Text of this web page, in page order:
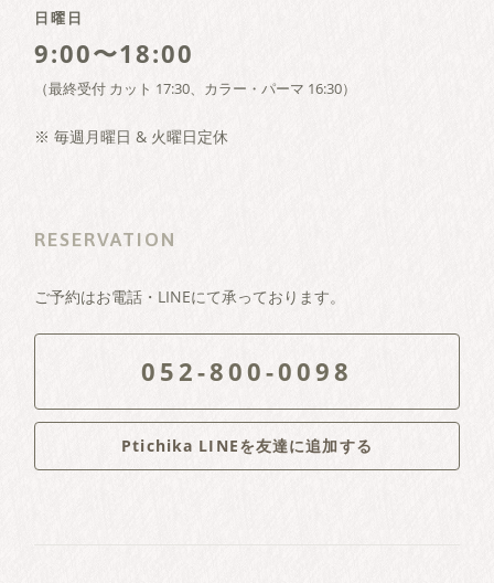
日曜日
9:00〜18:00
（最終受付 カット 17:30、カラー・パーマ 16:30）
※ 毎週月曜日 & 火曜日定休
RESERVATION
ご予約はお電話・LINEにて承っております。
052-800-0098
Ptichika LINEを友達に追加する